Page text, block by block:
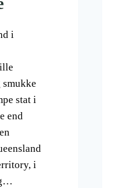
i
smukke
stat i
end
i